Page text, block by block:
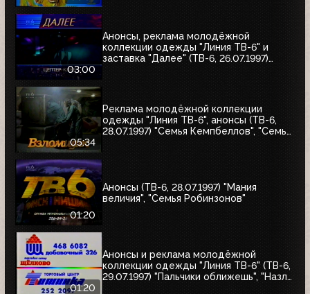
03:00
Анонсы, реклама молодёжной
коллекции одежды "Линия ТВ-6" и
заставка "Далее" (ТВ-6, 26.07.1997)
05:34
Реклама молодёжной коллекции
одежды "Линия ТВ-6", анонсы (ТВ-6,
28.07.1997) "Семья Кемпбеллов", "Семья
01:20
Анонсы (ТВ-6, 28.07.1997) "Мания
величия", "Семья Робинзонов"
01:20
Анонсы и реклама молодёжной
коллекции одежды "Линия ТВ-6" (ТВ-6,
29.07.1997) "Пальчики оближешь", "Назло